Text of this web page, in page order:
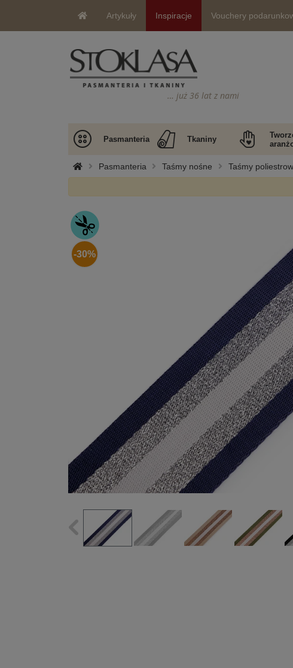
Artykuły Inspiracje Vouchery
… już 36 lat z nami
Pasmanteria Tkaniny
Pasmanteria Taśmy nośne Taśmy
-30%